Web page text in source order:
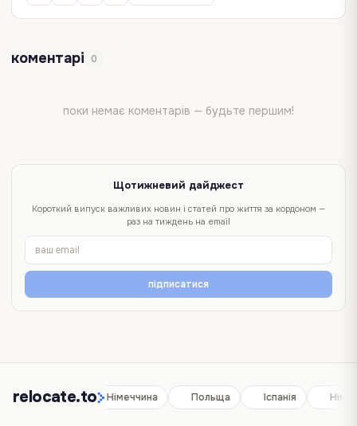
коментарі 0
поки немає коментарів — будьте першим!
Щотижневий дайджест
Короткий випуск важливих новин і статей про життя за кордоном —
раз на тиждень на email
підписатися
relocate.to
Іспанія Німеччина Польща Іспанія